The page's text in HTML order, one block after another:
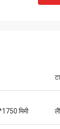
मिमी